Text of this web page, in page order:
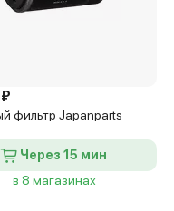
фильтр Japanparts
Через 15 мин
в 8 магазинах